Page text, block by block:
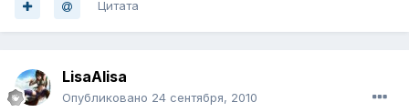
Цитата
LisaAlisa
Опубликовано 24 сентября, 2010